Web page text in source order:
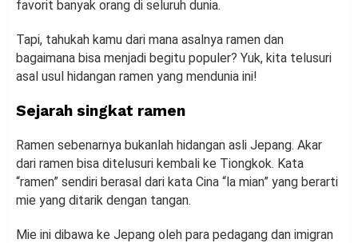
favorit banyak orang di seluruh dunia.
Tapi, tahukah kamu dari mana asalnya ramen dan
bagaimana bisa menjadi begitu populer? Yuk, kita telusuri
asal usul hidangan ramen yang mendunia ini!
Sejarah singkat ramen
Ramen sebenarnya bukanlah hidangan asli Jepang. Akar
dari ramen bisa ditelusuri kembali ke Tiongkok. Kata
“ramen” sendiri berasal dari kata Cina “la mian” yang berarti
mie yang ditarik dengan tangan.
Mie ini dibawa ke Jepang oleh para pedagang dan imigran